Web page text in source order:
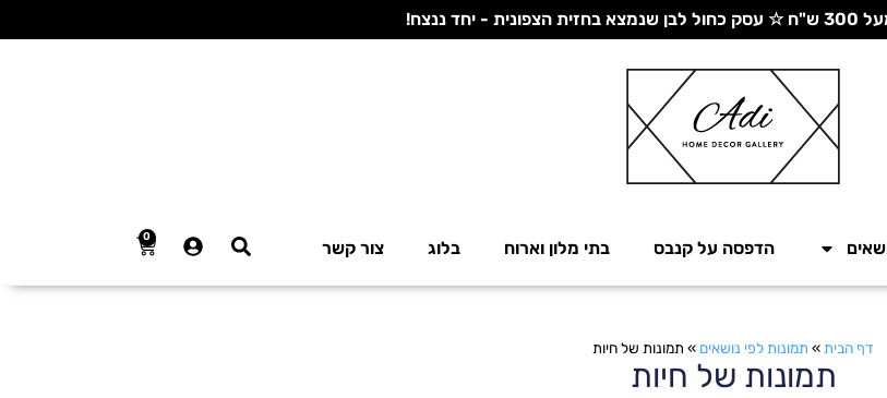
ננצח!
הדפסה על קנבס בתי מלון וארוח בלוג צור קשר
0
דף הבית » תמונות לפי נושאים » תמונות של חיות
תמונות של חיות